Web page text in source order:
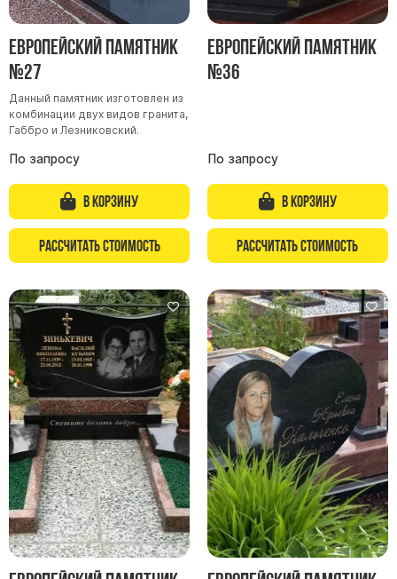
Недорогие памятники
Памятники с фотокерамикой
Памятники животным
Памятники младенцу
Памятники двойные
Памятники женщине
Памятники маме
Памятники жене
Памятники девушке
Памятники дочери
Памятники мужчине
Памятники дедушке
Памятники мужу
Памятники отцу
Памятники парню
Памятники сыну
Памятники вертикальные
Памятники врачу
Памятники горизонтальные
Европейский памятник
№27
Данный памятник изготовлен из
комбинации двух видов гранита,
Габбро и Лезниковский.
По запросу
В корзину
Рассчитать стоимость
Европейский памятник
№36
По запросу
В корзину
Рассчитать стоимость